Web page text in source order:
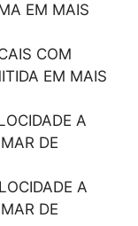
EM MAIS
COM
EM MAIS
A
DE
A
DE